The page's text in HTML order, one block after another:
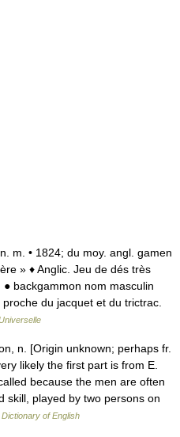
m. • 1824; du moy. angl. gamen
» ♦ Anglic. Jeu de dés très
backgammon nom masculin
du jacquet et du trictrac.
n. [Origin unknown; perhaps fr.
likely the first part is from E.
because the men are often
skill, played by two persons on
of English